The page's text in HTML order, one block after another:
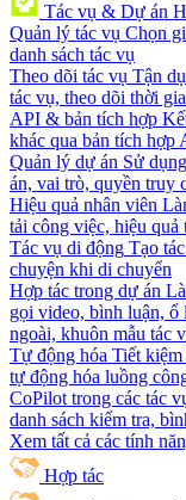
Tác vụ & Dự án
Quản lý tác vụ Chọn
danh sách tác vụ
Theo dõi tác vụ Tận
tác vụ, theo dõi thời
API & bản tích hợp
khác qua bản tích hợp
Quản lý dự án Sử
án, vai trò, quyền truy
Hiệu quả nhân viên
tải công việc, hiệu
Tác vụ di động Tạo
chuyện khi di chuyển
Hợp tác trong dự án
gọi video, bình luận,
ngoài, khuôn mẫu tác
Tự động hóa Tiết
tự động hóa luồng
CoPilot trong các tác
danh sách kiểm tra,
Xem tất cả các tính
Hợp tác